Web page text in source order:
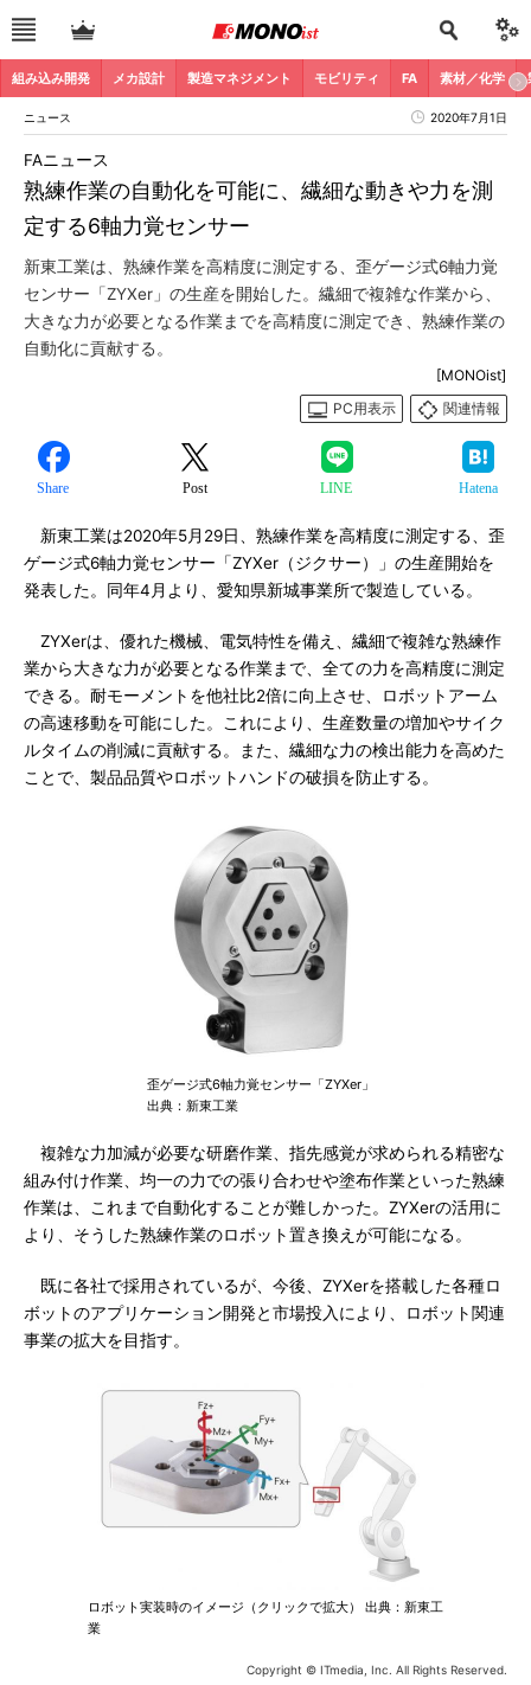
組み込み開発 メカ設計 製造マネジメント モビリティ FA 素材／化学
ニュース 2020年7月1日
熟練作業の自動化を可能に、繊細な動きや力を測
定する6軸力覚センサー
FAニュース
新東工業は、熟練作業を高精度に測定する、歪ゲージ式6軸力覚
センサー「ZYXer」の生産を開始した。繊細で複雑な作業から、
大きな力が必要となる作業までを高精度に測定でき、熟練作業の
自動化に貢献する。
[MONOist]
PC用表示
関連情報
Share Post LINE Hatena
新東工業は2020年5月29日、熟練作業を高精度に測定する、歪
ゲージ式6軸力覚センサー「ZYXer（ジクサー）」の生産開始を
発表した。同年4月より、愛知県新城事業所で製造している。
ZYXerは、優れた機械、電気特性を備え、繊細で複雑な熟練作
業から大きな力が必要となる作業まで、全ての力を高精度に測定
できる。耐モーメントを他社比2倍に向上させ、ロボットアーム
の高速移動を可能にした。これにより、生産数量の増加やサイク
ルタイムの削減に貢献する。また、繊細な力の検出能力を高めた
ことで、製品品質やロボットハンドの破損を防止する。
歪ゲージ式6軸力覚センサー「ZYXer」
出典：新東工業
複雑な力加減が必要な研磨作業、指先感覚が求められる精密な
組み付け作業、均一の力での張り合わせや塗布作業といった熟練
作業は、これまで自動化することが難しかった。ZYXerの活用に
より、そうした熟練作業のロボット置き換えが可能になる。
既に各社で採用されているが、今後、ZYXerを搭載した各種ロ
ボットのアプリケーション開発と市場投入により、ロボット関連
事業の拡大を目指す。
ロボット実装時のイメージ（クリックで拡大） 出典：新東工
業
Copyright © ITmedia, Inc. All Rights Reserved.